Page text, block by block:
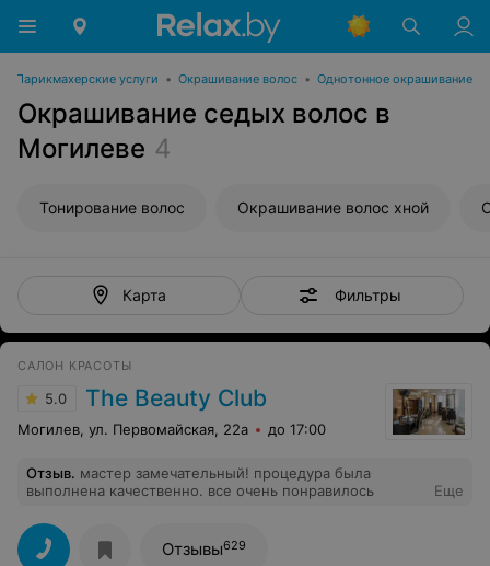
Парикмахерские услуги • Окрашивание волос • Однотонное окрашивание
Окрашивание седых волос в
Могилеве 4
Тонирование волос Окрашивание волос хной
Карта Фильтры
САЛОН КРАСОТЫ
5.0 The Beauty Club
Могилев, ул. Первомайская, 22а до 17:00
Отзыв. мастер замечательный! процедура была
выполнена качественно. все очень понравилось
Еще
Отзывы629